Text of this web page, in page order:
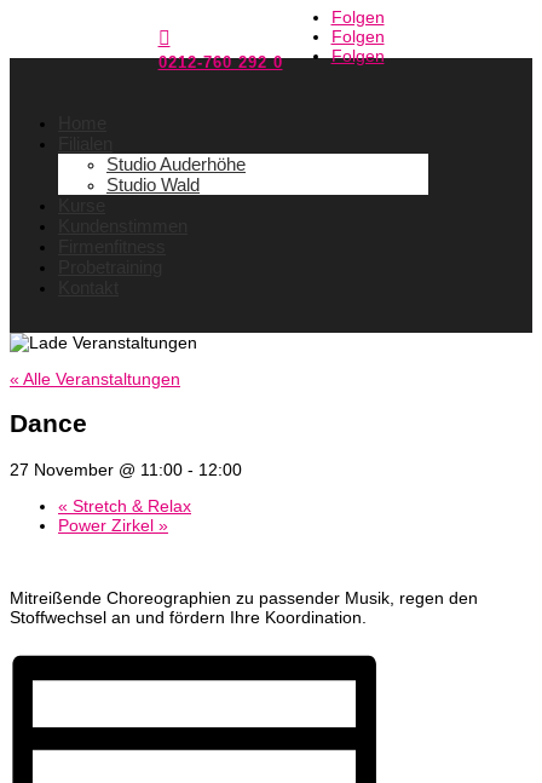

0212-760 292 0
Folgen
Folgen
Folgen
Studio Auderhöhe
Studio Wald
« Alle Veranstaltungen
Dance
27 November @ 11:00 - 12:00
« Stretch & Relax
Power Zirkel »
Mitreißende Choreographien zu passender Musik, regen den
Stoffwechsel an und fördern Ihre Koordination.